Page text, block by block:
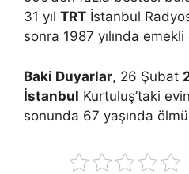
31 yıl TRT İstanbul
sonra 1987 yılında
Baki Duyarlar, 26 Şubat
İstanbul Kurtuluş’taki
sonunda 67 yaşında